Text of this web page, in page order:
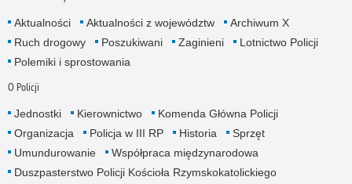
Aktualności Aktualności z województw
Archiwum X
Ruch drogowy
Poszukiwani Zaginieni
Lotnictwo Policji
Polemiki i sprostowania
O Policji
Jednostki Kierownictwo
Komenda Główna Policji
Organizacja
Policja w III RP Historia
Sprzęt
Umundurowanie
Współpraca międzynarodowa
Duszpasterstwo Policji Kościoła Rzymskokatolickiego